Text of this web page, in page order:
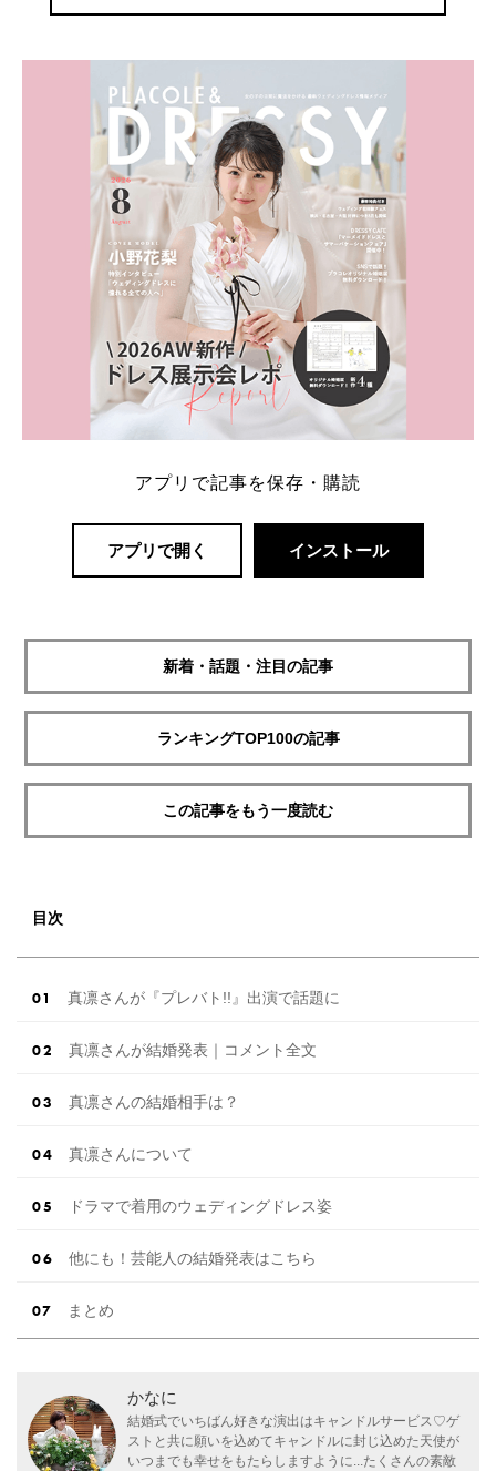
アプリで記事を保存・購読
アプリで開く インストール
新着・話題・注目の記事
ランキングTOP100の記事
この記事をもう一度読む
目次
真凛さんが『プレバト!!』出演で話題に
真凛さんが結婚発表｜コメント全文
真凛さんの結婚相手は？
真凛さんについて
ドラマで着用のウェディングドレス姿
他にも！芸能人の結婚発表はこちら
まとめ
かなに
結婚式でいちばん好きな演出はキャンドルサービス♡ゲ
ストと共に願いを込めてキャンドルに封じ込めた天使が
いつまでも幸せをもたらしますように...たくさんの素敵